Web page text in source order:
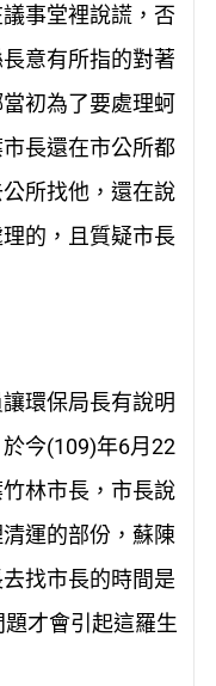
事堂裡說謊，否
意有所指的對著
初為了要處理蚵
長還在市公所都
所找他，還在說
的，且質疑市長
環保局長有說明
今(109)年6月22
林市長，市長說
運的部份，蘇陳
找市長的時間是
才會引起這羅生